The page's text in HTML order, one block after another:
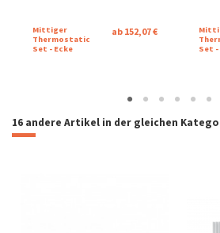
Mittiger
Thermostatic
Set - Ecke
ab 152,07 €
Set
16 andere Artikel in der gleichen